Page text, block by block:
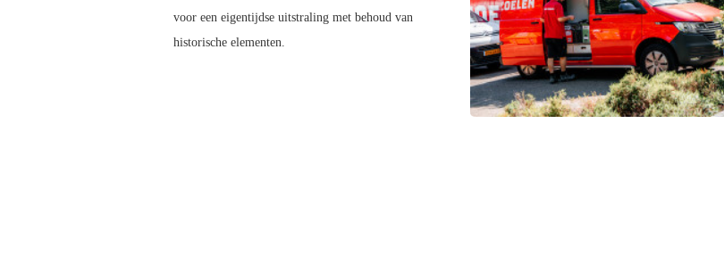
voor een eigentijdse uitstraling met behoud van
historische elementen.